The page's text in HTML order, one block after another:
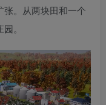
张。从两块田和一个
。